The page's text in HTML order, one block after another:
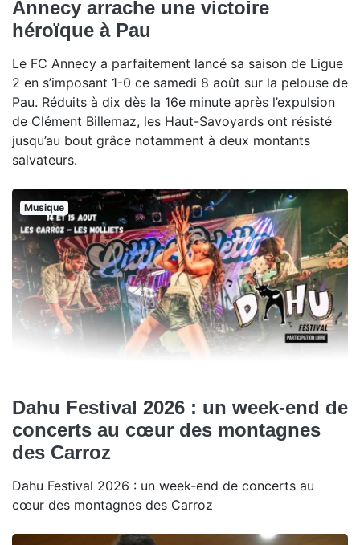
Annecy arrache une victoire
héroïque à Pau
Le FC Annecy a parfaitement lancé sa saison de Ligue
2 en s’imposant 1-0 ce samedi 8 août sur la pelouse de
Pau. Réduits à dix dès la 16e minute après l’expulsion
de Clément Billemaz, les Haut-Savoyards ont résisté
jusqu’au bout grâce notamment à deux montants
salvateurs.
Musique
Dahu Festival 2026 : un week-end de
concerts au cœur des montagnes
des Carroz
Dahu Festival 2026 : un week-end de concerts au
cœur des montagnes des Carroz